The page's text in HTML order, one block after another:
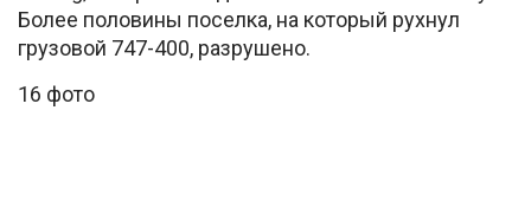
Более половины поселка, на который рухнул
грузовой 747-400, разрушено.
16 фото